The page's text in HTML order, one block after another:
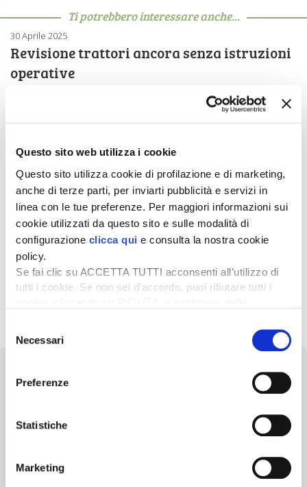
Questo sito web utilizza i cookie
Questo sito utilizza cookie di profilazione e di marketing,
anche di terze parti, per inviarti pubblicità e servizi in
linea con le tue preferenze. Per maggiori informazioni sui
cookie utilizzati da questo sito e sulle modalità di
configurazione clicca qui e consulta la nostra cookie
policy.
Se fai clic su ACCETTA TUTTI acconsenti all’utilizzo di
tutti i cookie. Se non sei d’accordo, puoi rifiutare tutti i
desideri accettare e cliccando ACCETTA SELEZIONATI.
delNecessari
Preferenze
Statistiche
Marketing
Ti potrebbero interessare anche...
30 Aprile 2025
Revisione trattori ancora senza istruzioni
operative
la salute e la sicurezza sul lavoro, torna di […]
7 Aprile 2024
Macchine agricole, promozioni di vendita
dei costruttori
Promozioni in scadenza il 30 aprile Le informazioni sulle
campagne di vendita promozionale riportate nella tabella
sono state rilevate dalla […]
Credito d’imposta al 40% per gli acquisti
2022 con consegna entro novembre
La consegna dei macchinari agricoli catalogati 4.0, prenotati